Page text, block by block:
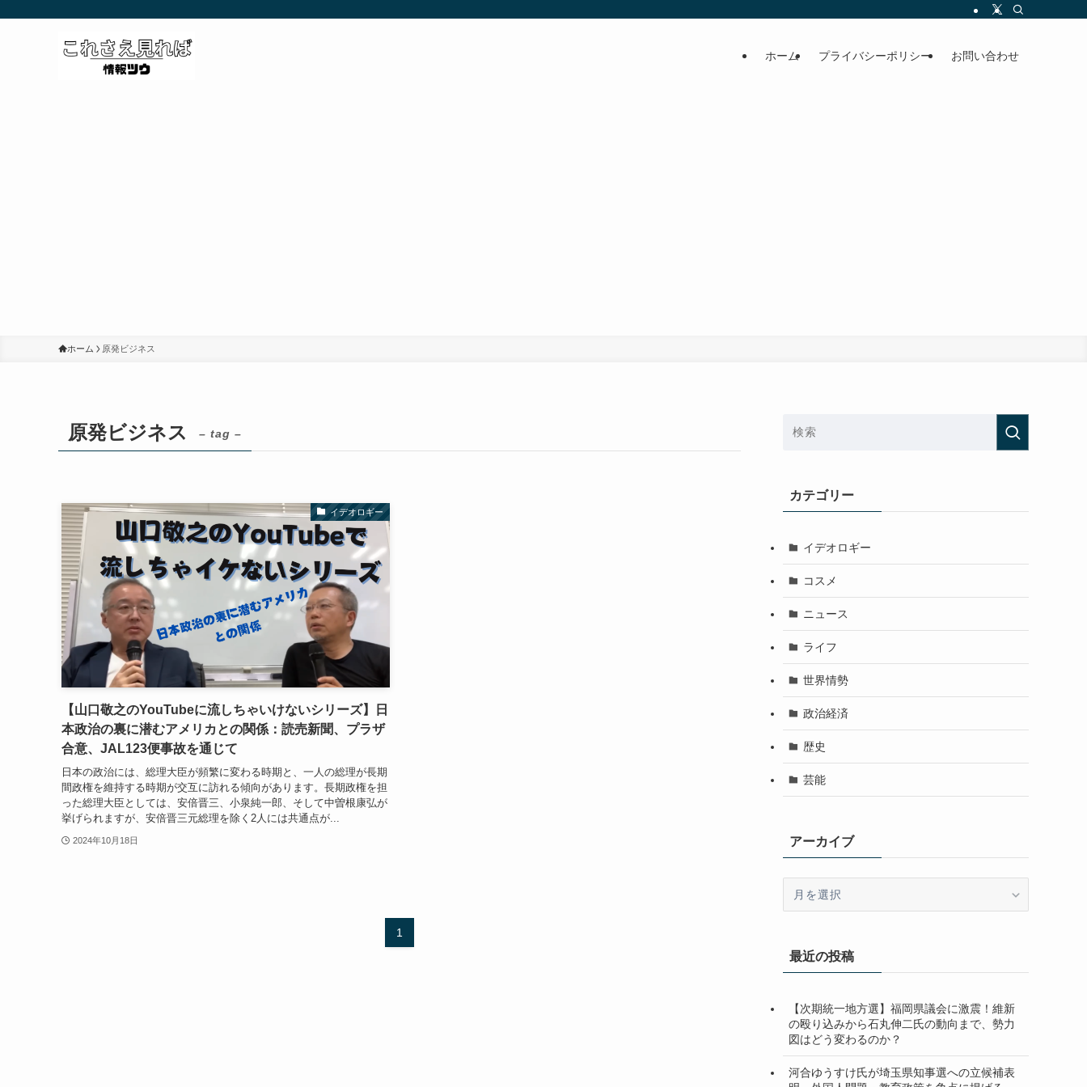
ホーム プライバシーポリシー お問い合わせ
ホーム 原発ビジネス
原発ビジネス – tag –
イデオロギー
【山口敬之のYouTubeに流しちゃいけないシリーズ】日
本政治の裏に潜むアメリカとの関係：読売新聞、プラザ
合意、JAL123便事故を通じて
日本の政治には、総理大臣が頻繁に変わる時期と、一人の総理が長期
間政権を維持する時期が交互に訪れる傾向があります。長期政権を担
った総理大臣としては、安倍晋三、小泉純一郎、そして中曽根康弘が
挙げられますが、安倍晋三元総理を除く2人には共通点が...
2024年10月18日
1
カテゴリー
イデオロギー
コスメ
ニュース
ライフ
世界情勢
政治経済
歴史
芸能
アーカイブ
ブ最近の投稿
【次期統一地方選】福岡県議会に激震！維新
の殴り込みから石丸伸二氏の動向まで、勢力
図はどう変わるのか？
河合ゆうすけ氏が埼玉県知事選への立候補表